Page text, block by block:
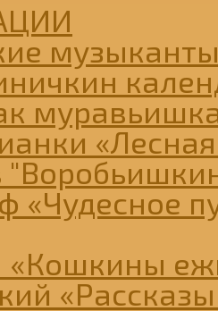
«Лесная
«Чудесное
«Кошкины